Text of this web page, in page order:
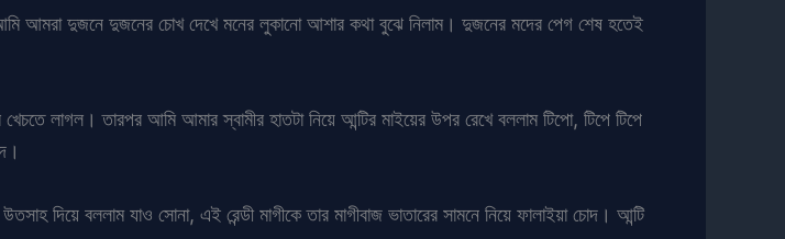
আমরা দুজনে দুজনের চোখ দেখে মনের লুকানো আশার কথা বুঝে নিলাম। দুজনের মদের পেগ শেষ হতেই
লাগল। তারপর আমি আমার স্বামীর হাতটা নিয়ে আন্টির মাইয়ের উপর রেখে বললাম টিপো, টিপে টিপে
বললাম যাও সোনা, এই রেন্ডী মাগীকে তার মাগীবাজ ভাতারের সামনে নিয়ে ফালাইয়া চোদ। আন্টি